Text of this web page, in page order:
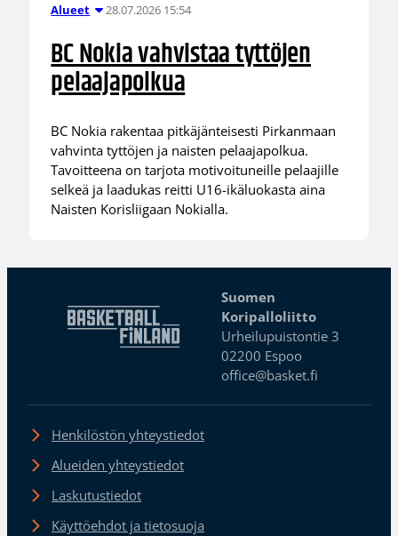
Alueet 28.07.2026 15:54
BC Nokia vahvistaa tyttöjen
pelaajapolkua
BC Nokia rakentaa pitkäjänteisesti Pirkanmaan
vahvinta tyttöjen ja naisten pelaajapolkua.
Tavoitteena on tarjota motivoituneille pelaajille
selkeä ja laadukas reitti U16-ikäluokasta aina
Naisten Korisliigaan Nokialla.
Suomen
Koripalloliitto
Urheilupuistontie 3
02200 Espoo
office@basket.fi
Henkilöstön yhteystiedot
Alueiden yhteystiedot
Laskutustiedot
Käyttöehdot ja tietosuoja